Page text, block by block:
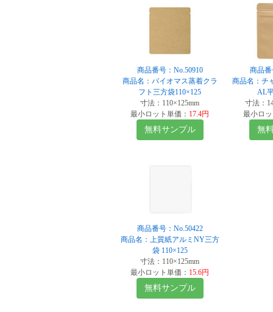
商品番号：No.50910
商品名：バイオマス蒸着クラ
フト三方袋110×125
寸法：110×125mm
最小ロット単価： 17.4円
無料サンプル
商品番
商品名：チ
AL
寸法：
最小ロ
無
商品番号：No.50422
商品名：上質紙アルミNY三方
袋 110×125
寸法：110×125mm
最小ロット単価： 15.6円
無料サンプル